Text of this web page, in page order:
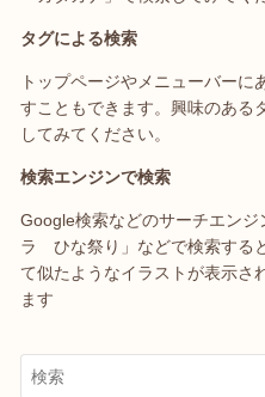
タグによる検索
トップページやメニューバーに
すこともできます。興味のある
してみてください。
検索エンジンで検索
Google検索などのサーチエンジ
ラ ひな祭り」などで検索する
て似たようなイラストが表示さ
ます